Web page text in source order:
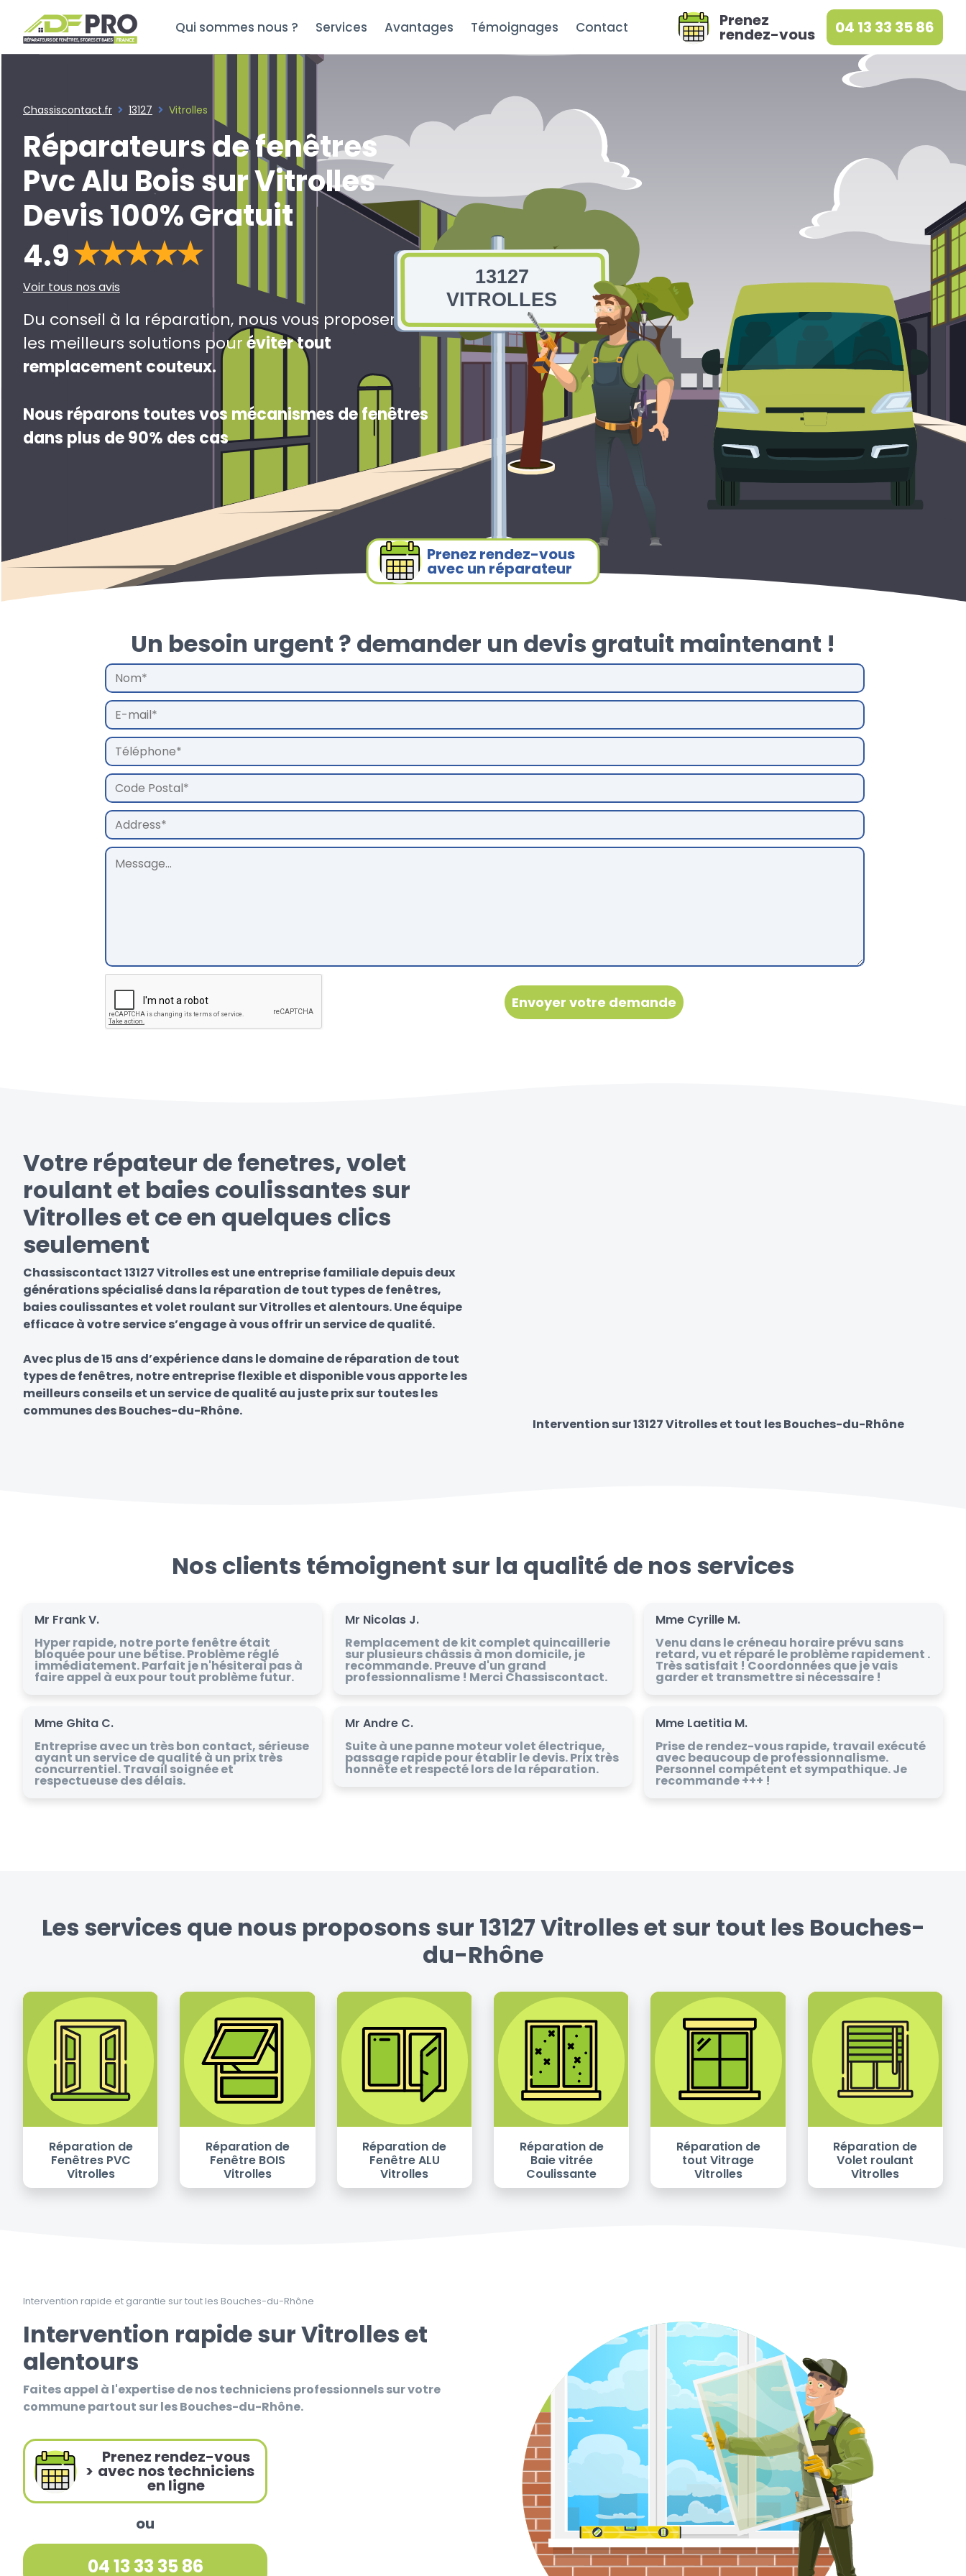
Qui sommes nous ? Services Avantages Témoignages Contact Prenez
rendez-vous 04 13 33 35 86
Chassiscontact.fr 13127 Vitrolles
Réparateurs de fenêtres
Pvc Alu Bois sur Vitrolles
Devis 100% Gratuit
4.9
Voir tous nos avis
Du conseil à la réparation, nous vous proposerons
les meilleurs solutions pouréviter tout
remplacement couteux.
Nous réparons toutes vos mécanismes de fenêtres
dans plus de 90% des cas
13127
VITROLLES
Prenez rendez-vous
avec un réparateur
Un besoin urgent ? demander un devis gratuit maintenant !
Votre répateur de fenetres, volet
roulant et baies coulissantes sur
Vitrolles et ce en quelques clics
seulement
Chassiscontact 13127 Vitrolles est une entreprise familiale depuis deux
générations spécialisé dans la réparation de tout types de fenêtres,
baies coulissantes et volet roulant sur Vitrolles et alentours. Une équipe
efficace à votre service s’engage à vous offrir un service de qualité.
Avec plus de 15 ans d’expérience dans le domaine de réparation de tout
types de fenêtres, notre entreprise flexible et disponible vous apporte les
meilleurs conseils et un service de qualité au juste prix sur toutes les
communes des Bouches-du-Rhône.
Intervention sur 13127 Vitrolles et tout les Bouches-du-Rhône
Nos clients témoignent sur la qualité de nos services
Mr Frank V.
Hyper rapide, notre porte fenêtre était
bloquée pour une bêtise. Problème réglé
immédiatement. Parfait je n'hésiterai pas à
faire appel à eux pour tout problème futur.
Mr Nicolas J.
Remplacement de kit complet quincaillerie
sur plusieurs châssis à mon domicile, je
recommande. Preuve d'un grand
professionnalisme ! Merci Chassiscontact.
Mme Cyrille M.
Venu dans le créneau horaire prévu sans
retard, vu et réparé le problème rapidement .
Très satisfait ! Coordonnées que je vais
garder et transmettre si nécessaire !
Mme Ghita C.
Entreprise avec un très bon contact, sérieuse
ayant un service de qualité à un prix très
concurrentiel. Travail soignée et
respectueuse des délais.
Mr Andre C.
Suite à une panne moteur volet électrique,
passage rapide pour établir le devis. Prix très
honnête et respecté lors de la réparation.
Mme Laetitia M.
Prise de rendez-vous rapide, travail exécuté
avec beaucoup de professionnalisme.
Personnel compétent et sympathique. Je
recommande +++ !
Les services que nous proposons sur 13127 Vitrolles et sur tout les Bouches-
du-Rhône
Réparation de
Fenêtres PVC
Vitrolles
Réparation de
Fenêtre BOIS
Vitrolles
Réparation de
Fenêtre ALU
Vitrolles
Réparation de
Baie vitrée
Coulissante
Réparation de
tout Vitrage
Vitrolles
Réparation de
Volet roulant
Vitrolles
Intervention rapide et garantie sur tout les Bouches-du-Rhône
Intervention rapide sur Vitrolles et
alentours
Faites appel à l'expertise de nos techniciens professionnels sur votre
commune partout sur les Bouches-du-Rhône.
>
Prenez rendez-vous
avec nos techniciens
en ligne
ou
04 13 33 35 86